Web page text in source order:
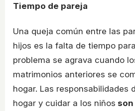
Tiempo de pareja
Una queja común entre las
hijos es la falta de tiempo
problema se agrava cuando
matrimonios anteriores se
hogar. Las responsabilidades
hogar y cuidar a los niños